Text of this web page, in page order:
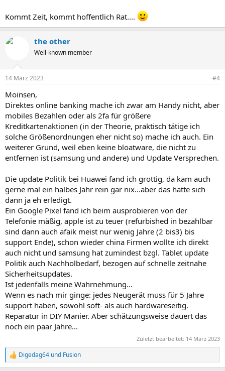
Kommt Zeit, kommt hoffentlich Rat....
the other
Well-known member
14 März 2023 #4
Moinsen,
Direktes online banking mache ich zwar am Handy nicht, aber
mobiles Bezahlen oder als 2fa für größere
Kreditkartenaktionen (in der Theorie, praktisch tätige ich
solche Größenordnungen eher nicht so) mache ich auch. Ein
weiterer Grund, weil eben keine bloatware, die nicht zu
entfernen ist (samsung und andere) und Update Versprechen.
Die update Politik bei Huawei fand ich grottig, da kam auch
gerne mal ein halbes Jahr rein gar nix...aber das hatte sich
dann ja eh erledigt.
Ein Google Pixel fand ich beim ausprobieren von der
Telefonie mäßig, apple ist zu teuer (refurbished in bezahlbar
sind dann auch afaik meist nur wenig Jahre (2 bis3) bis
support Ende), schon wieder china Firmen wollte ich direkt
auch nicht und samsung hat zumindest bzgl. Tablet update
Politik auch Nachholbedarf, bezogen auf schnelle zeitnahe
Sicherheitsupdates.
Ist jedenfalls meine Wahrnehmung...
Wenn es nach mir ginge: jedes Neugerät muss für 5 Jahre
support haben, sowohl soft- als auch hardwareseitig.
Reparatur in DIY Manier. Aber schätzungsweise dauert das
noch ein paar Jahre...
Zuletzt bearbeitet: 14 März 2023
R
e
Digedag64 und Fusion